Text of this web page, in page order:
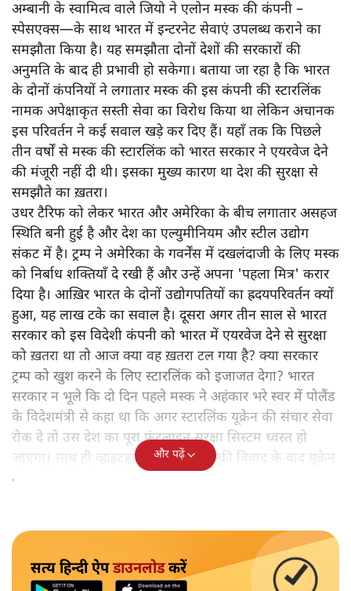
अम्बानी के स्वामित्व वाले जियो ने एलोन मस्क की कंपनी –
स्पेसएक्स—के साथ भारत में इन्टरनेट सेवाएं उपलब्ध कराने का
समझौता किया है। यह समझौता दोनों देशों की सरकारों की
अनुमति के बाद ही प्रभावी हो सकेगा। बताया जा रहा है कि भारत
के दोनों कंपनियों ने लगातार मस्क की इस कंपनी की स्टारलिंक
नामक अपेक्षाकृत सस्ती सेवा का विरोध किया था लेकिन अचानक
इस परिवर्तन ने कई सवाल खड़े कर दिए हैं। यहाँ तक कि पिछले
तीन वर्षों से मस्क की स्टारलिंक को भारत सरकार ने एयरवेज देने
की मंजूरी नहीं दी थी। इसका मुख्य कारण था देश की सुरक्षा से
समझौते का ख़तरा।
उधर टैरिफ को लेकर भारत और अमेरिका के बीच लगातार असहज
स्थिति बनी हुई है और देश का एल्युमीनियम और स्टील उद्योग
संकट में है। ट्रम्प ने अमेरिका के गवर्नेंस में दखलंदाजी के लिए मस्क
को निर्बाध शक्तियाँ दे रखी हैं और उन्हें अपना 'पहला मित्र' करार
दिया है। आख़िर भारत के दोनों उद्योगपतियों का ह्रदयपरिवर्तन क्यों
हुआ, यह लाख टके का सवाल है। दूसरा अगर तीन साल से भारत
सरकार को इस विदेशी कंपनी को भारत में एयरवेज देने से सुरक्षा
को ख़तरा था तो आज क्या वह ख़तरा टल गया है? क्या सरकार
ट्रम्प को खुश करने के लिए स्टारलिंक को इजाजत देगा? भारत
सरकार न भूले कि दो दिन पहले मस्क ने अहंकार भरे स्वर में पोलैंड
के विदेशमंत्री से कहा था कि अगर स्टारलिंक यूक्रेन की संचार सेवा
रोक दे तो उस देश का पूरा फ्रंटलाइन सुरक्षा सिस्टम ध्वस्त हो
जाएगा। साथ ही व्हाइटहाउस में ट्रम्प-जेलेंस्की विवाद के बाद यूक्रेन
की सभी इंटेलिजेंस शेयरिंग रोक दी गयी थी।
और पढ़ें
सत्य हिन्दी ऐपडाउनलोडकरें